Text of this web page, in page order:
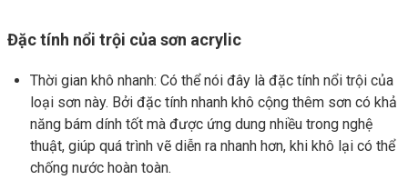
Đặc tính nổi trội của sơn acrylic
Thời gian khô nhanh: Có thể nói đây là đặc tính nổi trội của
loại sơn này. Bởi đặc tính nhanh khô cộng thêm sơn có khả
năng bám dính tốt mà được ứng dung nhiều trong nghệ
thuật, giúp quá trình vẽ diễn ra nhanh hơn, khi khô lại có thể
chống nước hoàn toàn.